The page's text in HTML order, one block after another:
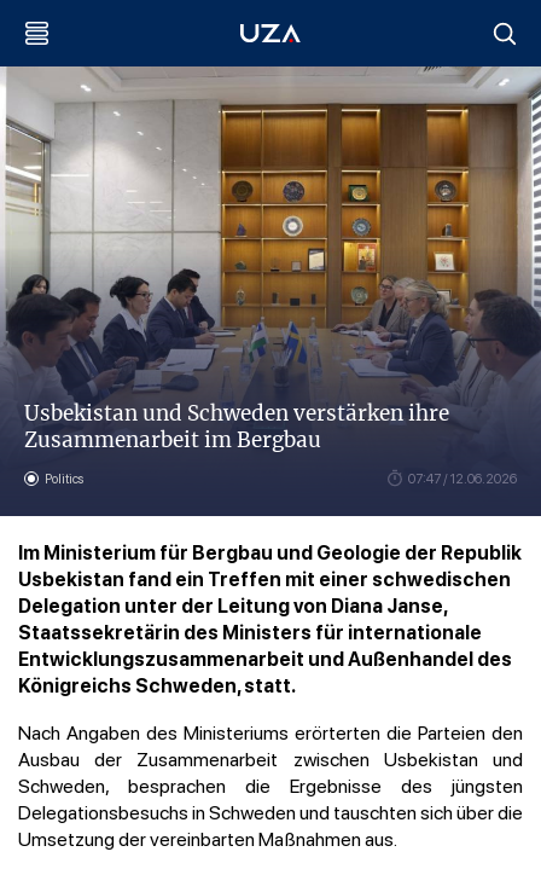
Usbekistan und Schweden verstärken ihre
Zusammenarbeit im Bergbau
Politics 07:47 / 12.06.2026
Im Ministerium für Bergbau und Geologie der Republik
Usbekistan fand ein Treffen mit einer schwedischen
Delegation unter der Leitung von Diana Janse,
Staatssekretärin des Ministers für internationale
Entwicklungszusammenarbeit und Außenhandel des
Königreichs Schweden, statt.
Nach Angaben des Ministeriums erörterten die Parteien den
Ausbau der Zusammenarbeit zwischen Usbekistan und
Schweden, besprachen die Ergebnisse des jüngsten
Delegationsbesuchs in Schweden und tauschten sich über die
Umsetzung der vereinbarten Maßnahmen aus.